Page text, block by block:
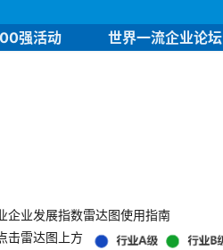
强活动 世界一流企业论坛
企业发展指数雷达图使用指南
击雷达图上方